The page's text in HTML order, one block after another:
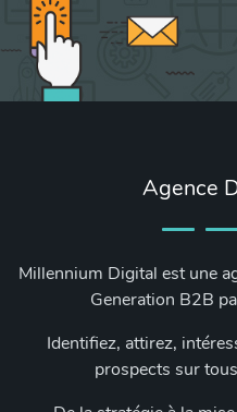
Agence
Millennium Digital est une
Generation B2B
Identifiez, attirez,
prospects sur